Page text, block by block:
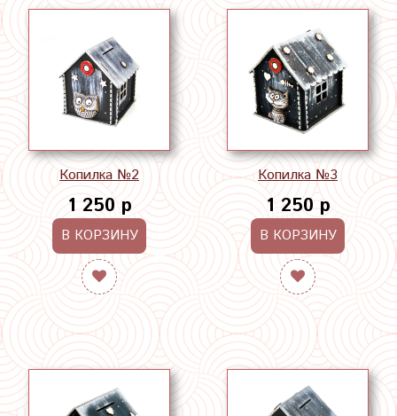
Копилка №2
1 250 р
В КОРЗИНУ
Копилка №3
1 250 р
В КОРЗИНУ